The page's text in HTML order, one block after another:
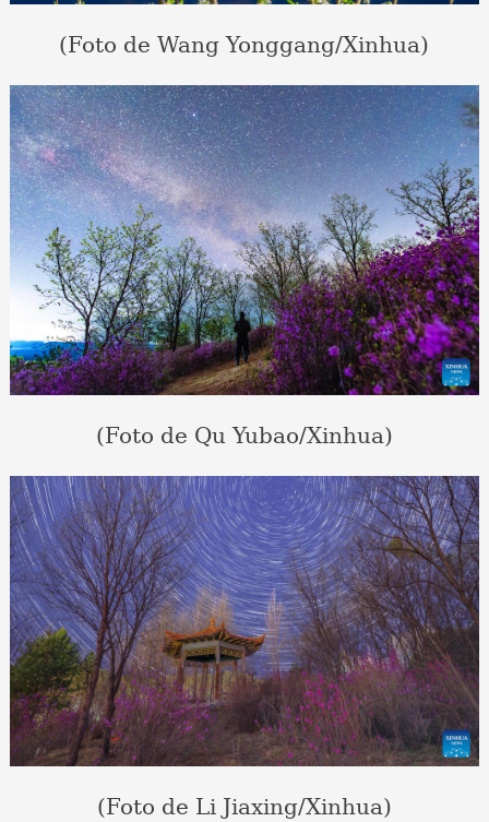
(Foto de Wang Yonggang/Xinhua)
(Foto de Qu Yubao/Xinhua)
(Foto de Li Jiaxing/Xinhua)